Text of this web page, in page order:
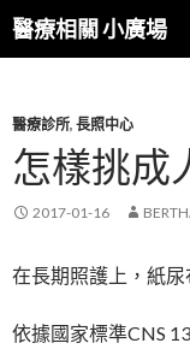
醫療相關 小廣場
搜
尋
容
區
醫療診所, 長照中心
怎樣挑成
2017-01-16
在長期照護上，紙
依據國家標準CNS